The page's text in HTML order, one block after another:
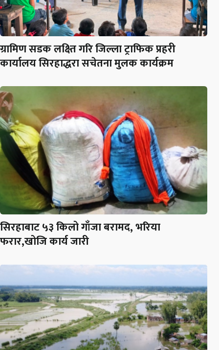
ग्रामिण सडक लक्ष्ति गरि जिल्ला ट्राफिक प्रहरी
कार्यालय सिरहाद्धरा सचेतना मुलक कार्यक्रम
सिरहाबाट ५३ किलो गाँजा बरामद, भरिया
फरार,खोजि कार्य जारी